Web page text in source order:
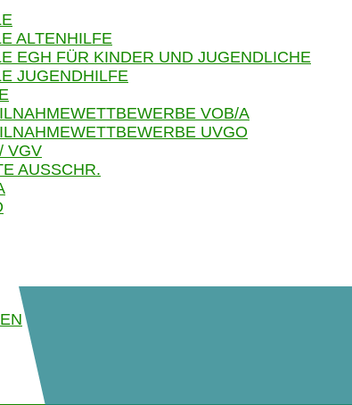
ALTENHILFE
EGH FÜR KINDER UND JUGENDLICHE
JUGENDHILFE
VOB/A
UVGO
VGV
AUSSCHR.